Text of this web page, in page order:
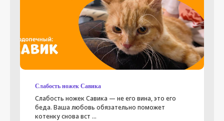
Слабость ножек Савика
Слабость ножек Савика — не его вина, это его
беда. Ваша любовь обязательно поможет
котенку снова вст ...
Вконтакте